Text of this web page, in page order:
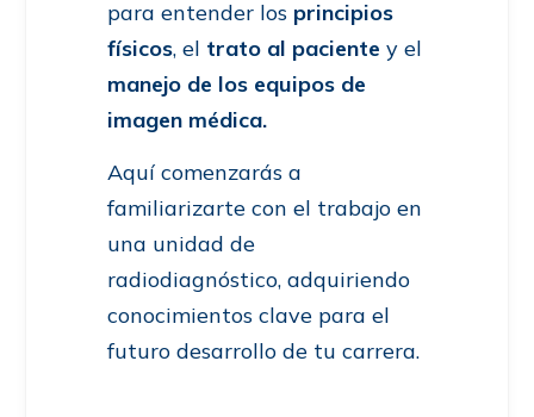
para entender los principios
físicos, el trato al paciente y el
manejo de los equipos de
imagen médica.
Aquí comenzarás a
familiarizarte con el trabajo en
una unidad de
radiodiagnóstico, adquiriendo
conocimientos clave para el
futuro desarrollo de tu carrera.